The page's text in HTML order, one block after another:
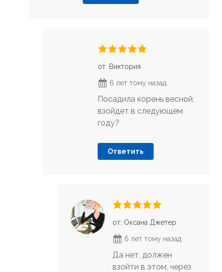
от: Виктория
6 лет тому назад
Посадила корень весной,
взойдет в следующем
году?
Ответить
от: Оксана Джетер
6 лет тому назад
Да нет, должен
взойти в этом, через